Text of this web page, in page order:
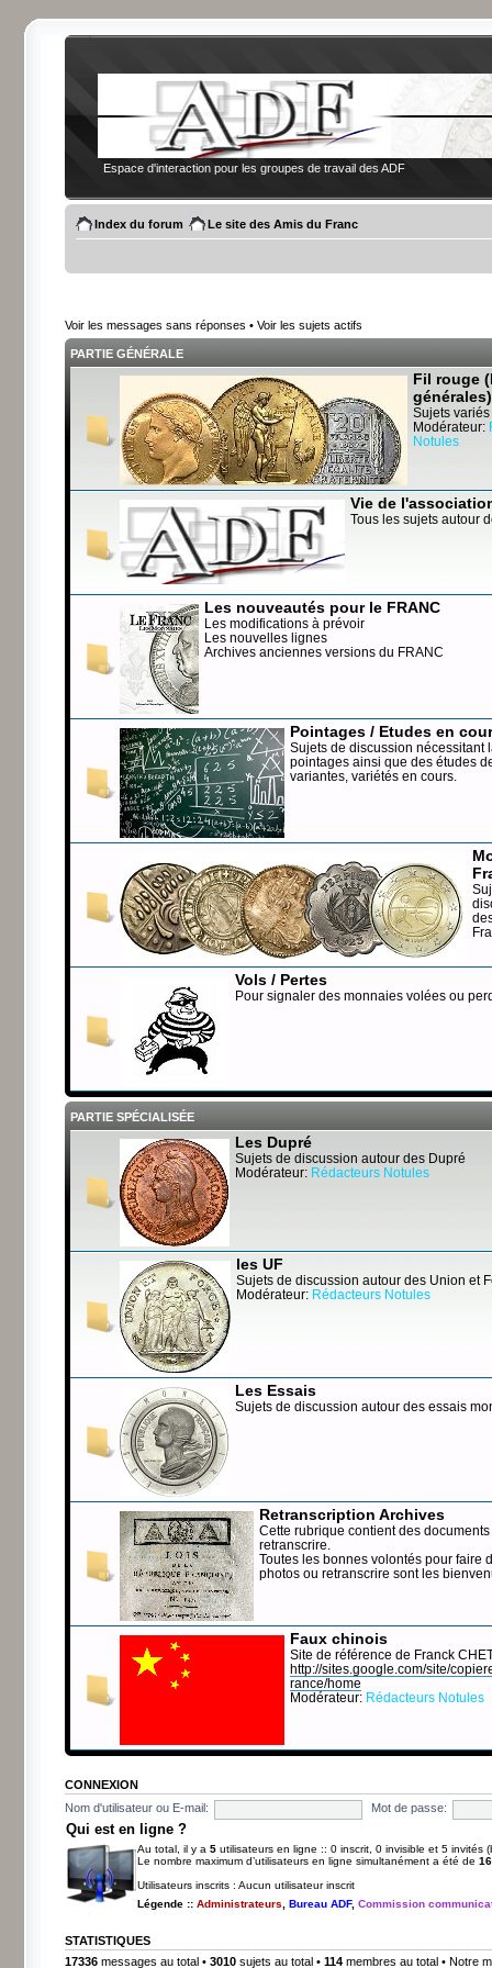
Espace d'interaction pour les groupes de travail des ADF
Index du forum Le site des Amis du Franc
Voir les messages sans réponses • Voir les sujets actifs
PARTIE GÉNÉRALE
Fil rouge
générales)
Sujets variés
Modérateur:
Notules
Vie de
Tous les sujets autour
Les nouveautés pour le FRANC
Les modifications à prévoir
Les nouvelles lignes
Archives anciennes versions du FRANC
Pointages / Etudes en
Sujets de discussion nécessitant
pointages ainsi que des études
variantes, variétés en cours.
Vols / Pertes
Pour signaler des monnaies volées ou
PARTIE SPÉCIALISÉE
Les Dupré
Sujets de discussion autour des Dupré
Modérateur: Rédacteurs Notules
les UF
Sujets de discussion autour des Union et
Modérateur: Rédacteurs Notules
Les Essais
Sujets de discussion autour des essais
Retranscription Archives
Cette rubrique contient des
retranscrire.
Toutes les bonnes volontés pour faire
photos ou retranscrire sont les
Faux chinois
Site de référence de Franck
http://sites.google.com/site/
rance/home
Modérateur: Rédacteurs Notules
CONNEXION
Nom d'utilisateur ou E-mail:
Mot de passe:
Qui est en ligne ?
Au total, il y a 5 utilisateurs en ligne :: 0 inscrit, 0 invisible et 5 invités
Le nombre maximum d’utilisateurs en ligne simultanément a été de
Utilisateurs inscrits : Aucun utilisateur inscrit
Légende :: Administrateurs Bureau ADF, Commission
STATISTIQUES
17336 messages au total • 3010 sujets au total • 114 membres au total • Notre